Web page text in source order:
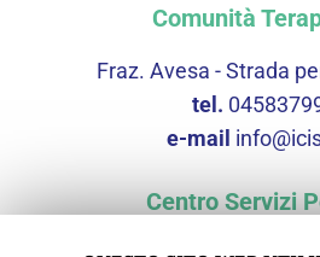
Comunità
Fraz. Avesa - Strada
tel.
e-mail
Centro Servizi